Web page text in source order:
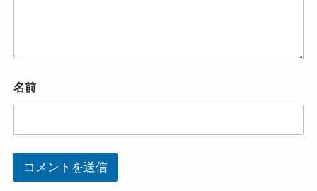
名前
コメントを送信